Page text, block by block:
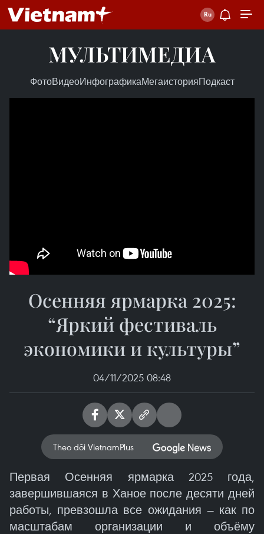
МУЛЬТИМЕДИА
ФотоВидеоИнфографикаМегаисторияПодкаст
Осенняя ярмарка 2025:
“Яркий фестиваль
экономики и культуры”
04/11/2025 08:48
Theo dõi VietnamPlus
Первая Осенняя ярмарка 2025 года,
завершившаяся в Ханое после десяти дней
работы, превзошла все ожидания — как по
масштабам организации и объёму